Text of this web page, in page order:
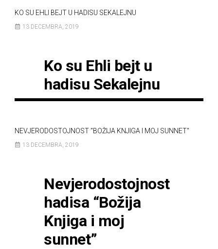
KO SU EHLI BEJT U HADISU SEKALEJNU
13 DECEMBRA, 2019
Ko su Ehli bejt u
hadisu Sekalejnu
NEVJERODOSTOJNOST "BOŽIJA KNJIGA I MOJ SUNNET"
13 DECEMBRA, 2019
Nevjerodostojnost
hadisa “Božija
Knjiga i moj
sunnet”